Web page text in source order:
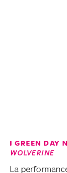
I GREEN DAY
WOLVERINE
La